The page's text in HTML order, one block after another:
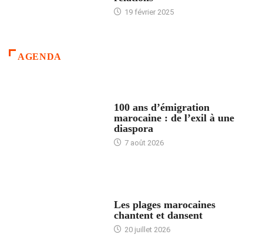
19 février 2025
AGENDA
100 ans d’émigration
marocaine : de l’exil à une
diaspora
7 août 2026
Les plages marocaines
chantent et dansent
20 juillet 2026